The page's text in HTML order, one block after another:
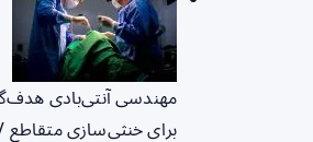
مهندسی آنتی‌بادی